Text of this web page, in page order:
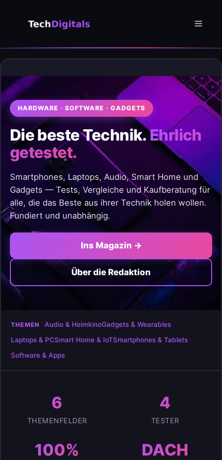
Menü
HARDWARE · SOFTWARE · GADGETS
Die beste Technik.Ehrlich
getestet.
Smartphones, Laptops, Audio, Smart Home und
Gadgets — Tests, Vergleiche und Kaufberatung für
alle, die das Beste aus ihrer Technik holen wollen.
Fundiert und unabhängig.
Ins Magazin →
Über die Redaktion
THEMEN Audio & HeimkinoGadgets & Wearables
Laptops & PCSmart Home & IoTSmartphones & Tablets
Software & Apps
6
THEMENFELDER
4
TESTER
100% DACH